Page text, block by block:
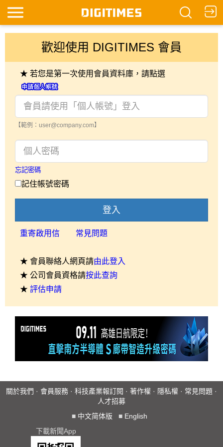
歡迎使用 DIGITIMES 會員
★ 若您是第一次使用會員資料庫，請點選
【範例：user@company.com】
忘記密碼
記住帳號密碼
登入
重寄啟用信 常見問題
★ 會員聯絡人網頁請由此登入
★ 公司會員資格請按此查詢
★ 評估申請
關於我們 · 會員服務 · 科技產業報訂閱 · 著作權 · 隱私權 · 常見問題 ·
人才招募
■ 中文简体版 ■ English
下載新聞App